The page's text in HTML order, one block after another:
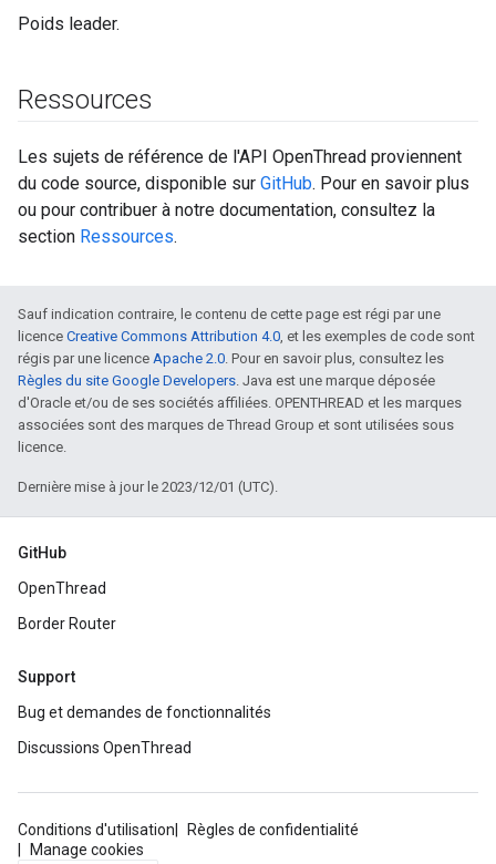
Poids leader.
Ressources
Les sujets de référence de l'API OpenThread proviennent
du code source, disponible sur GitHub. Pour en savoir plus
ou pour contribuer à notre documentation, consultez la
section Ressources.
Sauf indication contraire, le contenu de cette page est régi par une
licence Creative Commons Attribution 4.0, et les exemples de code sont
régis par une licence Apache 2.0. Pour en savoir plus, consultez les
Règles du site Google Developers. Java est une marque déposée
d'Oracle et/ou de ses sociétés affiliées. OPENTHREAD et les marques
associées sont des marques de Thread Group et sont utilisées sous
licence.
Dernière mise à jour le 2023/12/01 (UTC).
GitHub
OpenThread
Border Router
Support
Bug et demandes de fonctionnalités
Discussions OpenThread
Conditions d'utilisation
Règles de confidentialité
Manage cookies